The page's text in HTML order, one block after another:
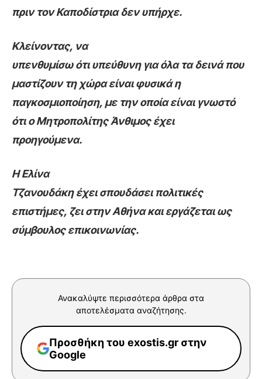
πριν τον Καποδίστρια δεν υπήρχε.
Κλείνοντας, να
υπενθυμίσω ότι υπεύθυνη για όλα τα δεινά που
μαστίζουν τη χώρα είναι φυσικά η
παγκοσμιοποίηση, με την οποία είναι γνωστό
ότι ο Μητροπολίτης Άνθιμος έχει
προηγούμενα.
Η Ελίνα
Τζανουδάκη έχει σπουδάσει πολιτικές
επιστήμες, ζει στην Αθήνα και εργάζεται ως
σύμβουλος επικοινωνίας.
Ανακαλύψτε περισσότερα άρθρα στα
αποτελέσματα αναζήτησης.
Προσθήκη του exostis.gr στην
Google